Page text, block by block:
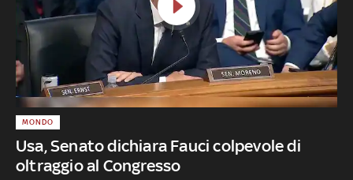
Usa, Senato dichiara Fauci colpevole di
oltraggio al Congresso
MONDO